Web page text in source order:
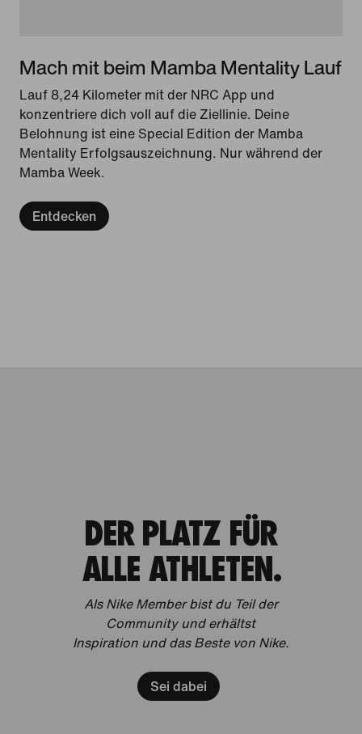
Mach mit beim Mamba Mentality Lauf
Lauf 8,24 Kilometer mit der NRC App und
konzentriere dich voll auf die Ziellinie. Deine
Belohnung ist eine Special Edition der Mamba
Mentality Erfolgsauszeichnung. Nur während der
Mamba Week.
Entdecken
DER PLATZ FÜR
ALLE ATHLETEN.
Als Nike Member bist du Teil der
Community und erhältst
Inspiration und das Beste von Nike.
Sei dabei